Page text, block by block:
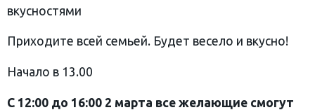
вкусностями
Приходите всей семьей. Будет весело и вкусно!
Начало в 13.00
С 12:00 до 16:00 2 марта все желающие смогут